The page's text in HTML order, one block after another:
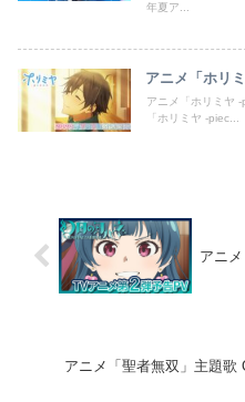
年夏ア...
アニメ「ホリ
アニメ「ホリミヤ
「ホリミヤ -piec...
アニ
アニメ「聖者無双」主題歌